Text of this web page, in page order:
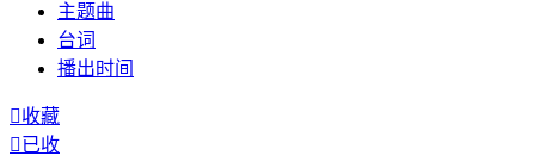
主题曲
台词
播出时间
收藏
已收